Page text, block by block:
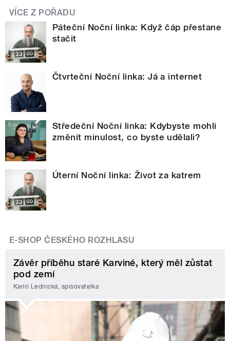
VÍCE Z POŘADU
Páteční Noční linka: Když čáp přestane
stačit
Čtvrteční Noční linka: Já a internet
Středeční Noční linka: Kdybyste mohli
změnit minulost, co byste udělali?
Úterní Noční linka: Život za katrem
E-SHOP ČESKÉHO ROZHLASU
Závěr příběhu staré Karviné, který měl zůstat
pod zemí
Karin Lednická, spisovatelka